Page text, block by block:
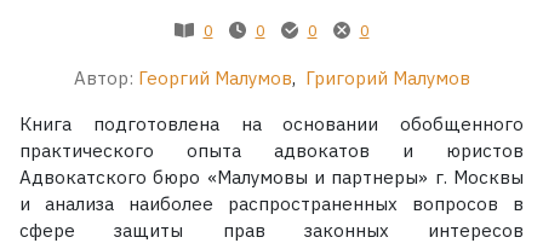
0 0 0 0
Автор: Георгий Малумов, Григорий Малумов
Книга подготовлена на основании обобщенного
практического опыта адвокатов и юристов
Адвокатского бюро «Малумовы и партнеры» г. Москвы
и анализа наиболее распространенных вопросов в
сфере защиты прав законных интересов